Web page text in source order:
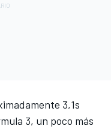
3,1s
3, un poco más